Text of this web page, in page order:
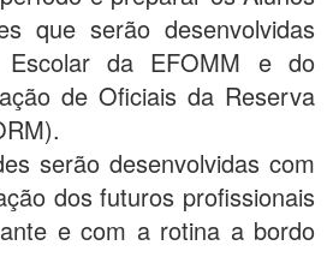
que serão desenvolvidas
da EFOMM e do
de Oficiais da Reserva
serão desenvolvidas com
dos futuros profissionais
e com a rotina a bordo